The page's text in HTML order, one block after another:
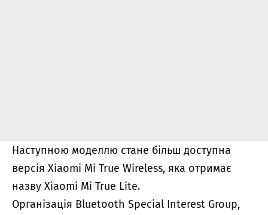
Наступною моделлю стане більш доступна
версія Xiaomi Mi True Wireless, яка отримає
назву Xiaomi Mi True Lite.
Організація Bluetooth Special Interest Group,